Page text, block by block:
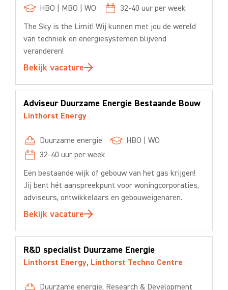
HBO | MBO | WO 32-40 uur per week
The Sky is the Limit! Wij kunnen met jou de wereld
van techniek en energiesystemen blijvend
veranderen!
Bekijk vacature
Adviseur Duurzame Energie Bestaande Bouw
Linthorst Energy
Duurzame energie HBO | WO
32-40 uur per week
Een bestaande wijk of gebouw van het gas krijgen!
Jij bent hét aanspreekpunt voor woningcorporaties,
adviseurs, ontwikkelaars en gebouweigenaren.
Bekijk vacature
R&D specialist Duurzame Energie
Linthorst Energy, Linthorst Techno Centre
Duurzame energie, Research & Development